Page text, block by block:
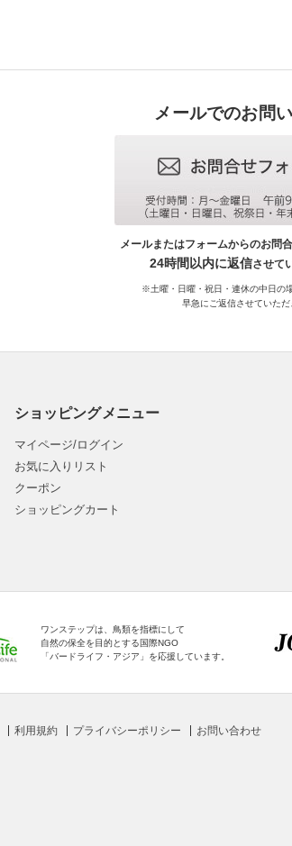
メールでのお問
メールまたはフォームからのお問
24時間以内に返信させて
※土曜・日曜・祝日・連休の中日の
早急にご返信させていただ
ショッピングメニュー
マイページ/ログイン
お気に入りリスト
クーポン
ショッピングカート
ワンステップは、鳥類を指標にして
自然の保全を目的とする国際NGO
「バードライフ・アジア」を応援しています。
利用規約 プライバシーポリシー お問い合わせ